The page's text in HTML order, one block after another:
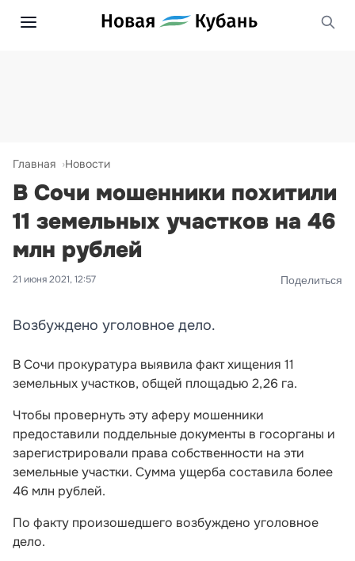
Главная Новости
В Сочи мошенники похитили
11 земельных участков на 46
млн рублей
21 июня 2021, 12:57 Поделиться
Возбуждено уголовное дело.
В Сочи прокуратура выявила факт хищения 11
земельных участков, общей площадью 2,26 га.
Чтобы провернуть эту аферу мошенники
предоставили поддельные документы в госорганы и
зарегистрировали права собственности на эти
земельные участки. Сумма ущерба составила более
46 млн рублей.
По факту произошедшего возбуждено уголовное
дело.